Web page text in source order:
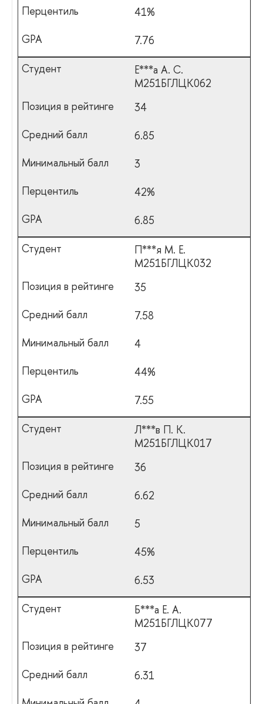
41%
7.76
Е***а А. С.
М251БГЛЦК062
34
6.85
3
42%
6.85
П***я М. Е.
М251БГЛЦК032
35
7.58
4
44%
7.55
Л***в П. К.
М251БГЛЦК017
36
6.62
5
45%
6.53
Б***а Е. А.
М251БГЛЦК077
37
6.31